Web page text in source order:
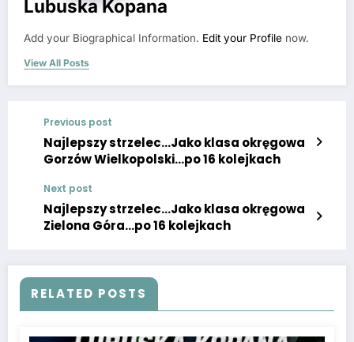
Lubuska Kopana
Add your Biographical Information. Edit your Profile now.
View All Posts
Previous post
Najlepszy strzelec…Jako klasa okręgowa
Gorzów Wielkopolski…po 16 kolejkach
Next post
Najlepszy strzelec…Jako klasa okręgowa
Zielona Góra…po 16 kolejkach
RELATED POSTS